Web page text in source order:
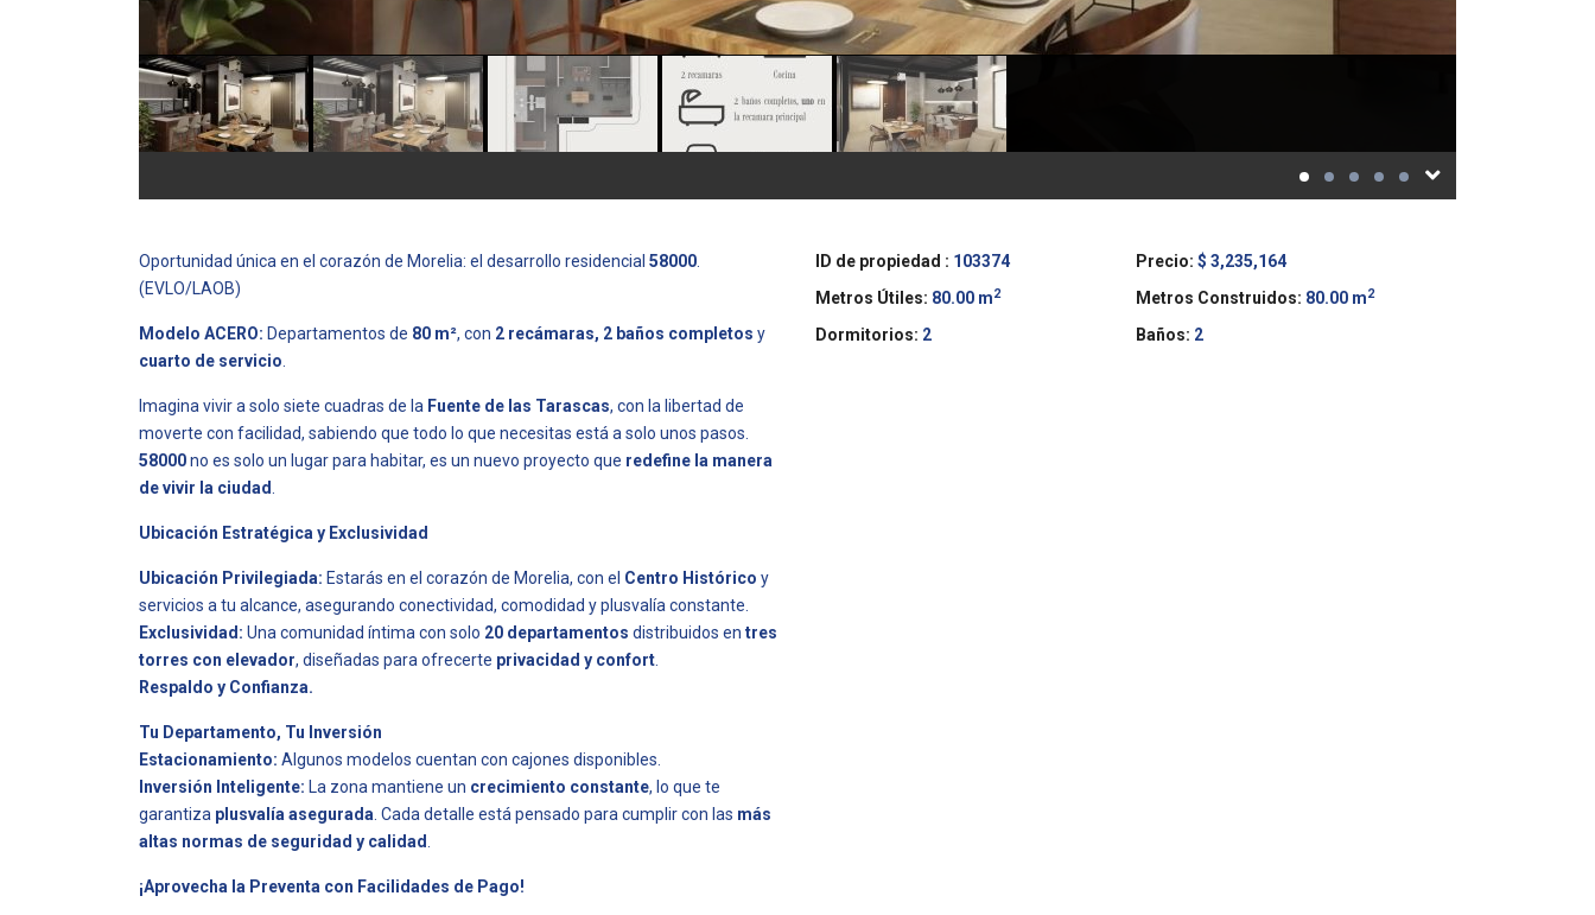
Oportunidad única en el corazón de Morelia: el desarrollo residencial 58000
(EVLO/LAOB)
Modelo ACERO: Departamentos de 80 m², con 2 recámaras, 2 baños completos y
cuarto de servicio
Imagina vivir a solo siete cuadras de la Fuente de las Tarascas, con la libertad de
moverte con facilidad, sabiendo que todo lo que necesitas está a solo unos pasos.
58000no es solo un lugar para habitar, es un nuevo proyecto que redefine la manera
de vivir la ciudad
Ubicación Estratégica y Exclusividad
Ubicación Privilegiada: Estarás en el corazón de Morelia, con el Centro Histórico y
servicios a tu alcance, asegurando conectividad, comodidad y plusvalía constante.
Exclusividad: Una comunidad íntima con solo 20 departamentos distribuidos en tres
torres con elevador, diseñadas para ofrecerte privacidad y confort
Respaldo y Confianza.
Tu Departamento, Tu Inversión
Estacionamiento: Algunos modelos cuentan con cajones disponibles.
Inversión Inteligente: La zona mantiene un crecimiento constante, lo que te
garantiza plusvalía asegurada . Cada detalle está pensado para cumplir con las más
altas normas de seguridad y calidad
¡Aprovecha la Preventa con Facilidades de Pago!
ID de propiedad : 103374 Precio: $ 3,235,164
Metros Útiles: 80.00 m2 Metros Construidos: 80.00 m2
Dormitorios: 2 Baños: 2